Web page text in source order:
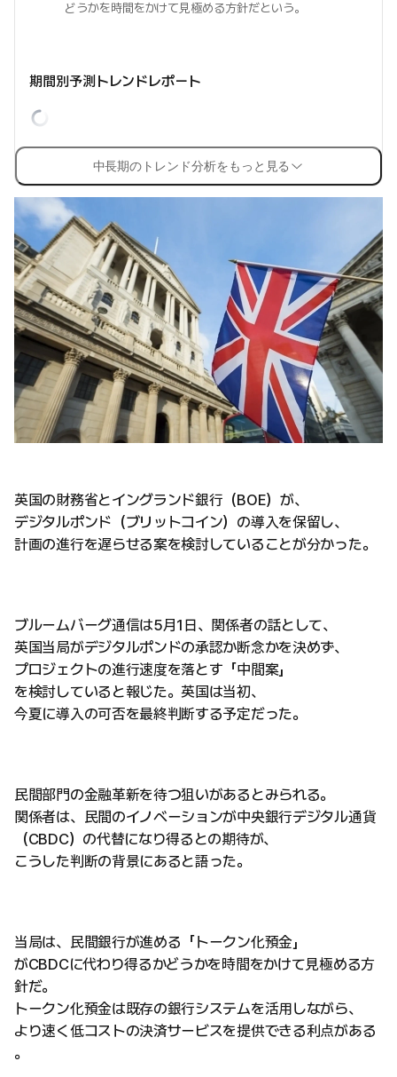
どうかを時間をかけて見極める方針だという。
期間別予測トレンドレポート
中長期のトレンド分析をもっと見る
英国の財務省とイングランド銀行（BOE）が、
デジタルポンド（ブリットコイン）の導入を保留し、
計画の進行を遅らせる案を検討していることが分かった。
ブルームバーグ通信は5月1日、関係者の話として、
英国当局がデジタルポンドの承認か断念かを決めず、
プロジェクトの進行速度を落とす「中間案」
を検討していると報じた。英国は当初、
今夏に導入の可否を最終判断する予定だった。
民間部門の金融革新を待つ狙いがあるとみられる。
関係者は、民間のイノベーションが中央銀行デジタル通貨
（CBDC）の代替になり得るとの期待が、
こうした判断の背景にあると語った。
当局は、民間銀行が進める「トークン化預金」
がCBDCに代わり得るかどうかを時間をかけて見極める方
針だ。
トークン化預金は既存の銀行システムを活用しながら、
より速く低コストの決済サービスを提供できる利点がある
。